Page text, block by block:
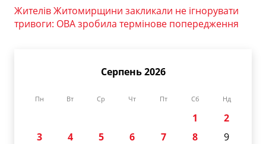
Жителів Житомирщини закликали не ігнорувати
тривоги: ОВА зробила термінове попередження
Серпень 2026
Пн Вт Ср Чт Пт Сб Нд
1
2
3
4 5 6 7 8
9